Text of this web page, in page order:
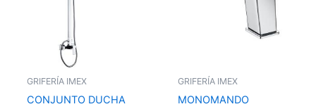
GRIFERÍA IMEX
CONJUNTO DUCHA
GRIFERÍA IMEX
MONOMANDO